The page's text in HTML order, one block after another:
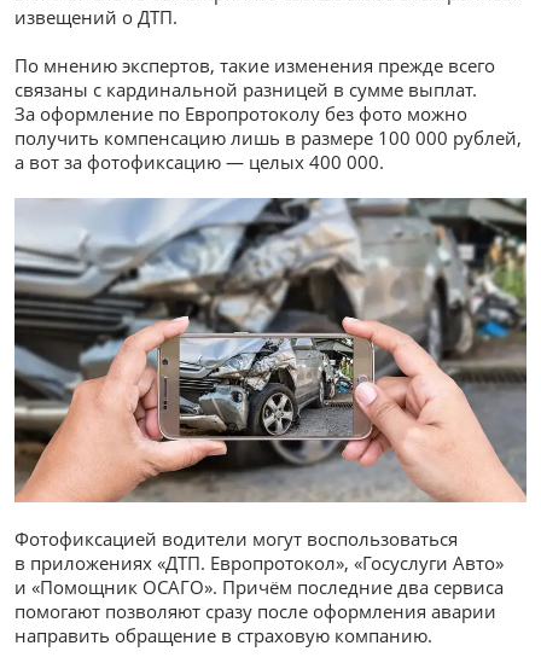
извещений о ДТП.
По мнению экспертов, такие изменения прежде всего
связаны с кардинальной разницей в сумме выплат.
За оформление по Европротоколу без фото можно
получить компенсацию лишь в размере 100 000 рублей,
а вот за фотофиксацию — целых 400 000.
Фотофиксацией водители могут воспользоваться
в приложениях «ДТП. Европротокол», «Госуслуги Авто»
и «Помощник ОСАГО». Причём последние два сервиса
помогают позволяют сразу после оформления аварии
направить обращение в страховую компанию.